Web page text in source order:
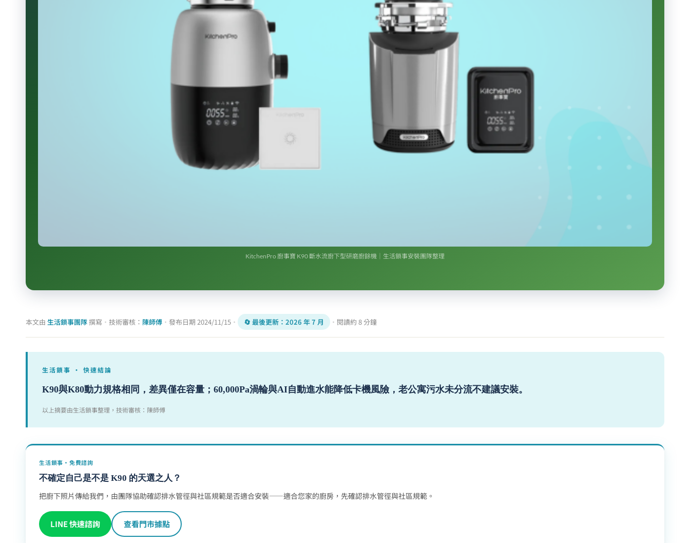
KitchenPro 廚事寶 K90 斷水流廚下型研磨廚餘機｜生活鎖事安裝團隊整理
本文由 生活鎖事團隊撰寫 · 技術審核： 陳師傅 · 發布日期 2024/11/15 · 🔄 最後更新： 2026 年 7 月 · 閱讀約 8 分鐘
生活鎖事 · 快速結論
K90與K80動力規格相同，差異僅在容量；60,000Pa渦輪與AI自動進水能降低卡機風險，老公寓污水未分流不建議安裝。
以上摘要由生活鎖事整理，技術審核：陳師傅
生活鎖事・免費諮詢
不確定自己是不是 K90 的天選之人？
把廚下照片傳給我們，由團隊協助確認排水管徑與社區規範是否適合安裝——適合您家的廚房，先確認排水管徑與社區規範。
LINE 快速諮詢 查看門市據點